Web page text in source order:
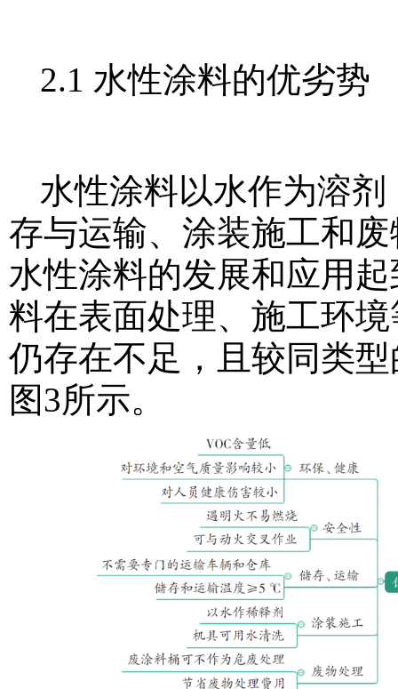
2.1 水性涂料的优劣势
水性涂料以水作为溶
存与运输、涂装施工和
水性涂料的发展和应用
料在表面处理、施工环
仍存在不足，且较同类
图3所示。